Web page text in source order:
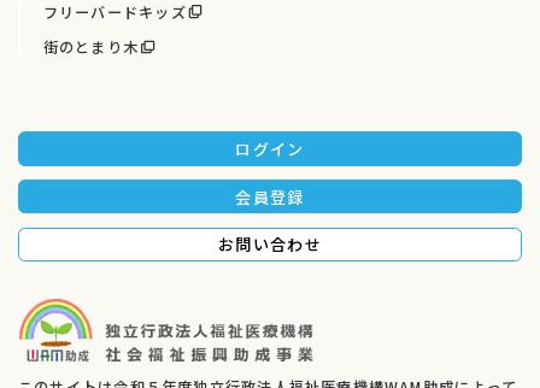
フリーバードキッズ
街のとまり木
ログイン
会員登録
お問い合わせ